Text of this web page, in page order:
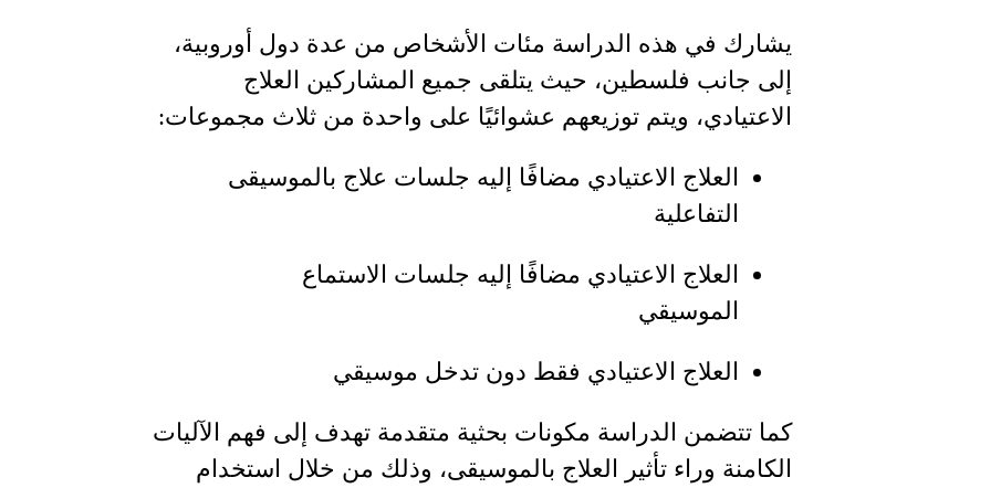
يشارك في هذه الدراسة مئات الأشخاص من عدة دول أوروبية،
إلى جانب فلسطين، حيث يتلقى جميع المشاركين العلاج
الاعتيادي، ويتم توزيعهم عشوائيًا على واحدة من ثلاث مجموعات:
العلاج الاعتيادي مضافًا إليه جلسات علاج بالموسيقى
التفاعلية
العلاج الاعتيادي مضافًا إليه جلسات الاستماع
الموسيقي
العلاج الاعتيادي فقط دون تدخل موسيقي
كما تتضمن الدراسة مكونات بحثية متقدمة تهدف إلى فهم الآليات
الكامنة وراء تأثير العلاج بالموسيقى، وذلك من خلال استخدام